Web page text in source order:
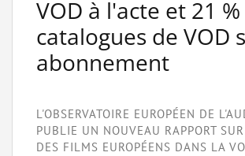
VOD à l'acte et 21
catalogues de VOD
abonnement
L'OBSERVATOIRE EUROPÉEN DE
PUBLIE UN NOUVEAU RAPPORT
DES FILMS EUROPÉENS DANS LA